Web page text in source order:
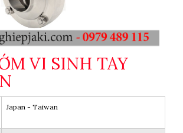
VI SINH TAY
Japan - Taiwan